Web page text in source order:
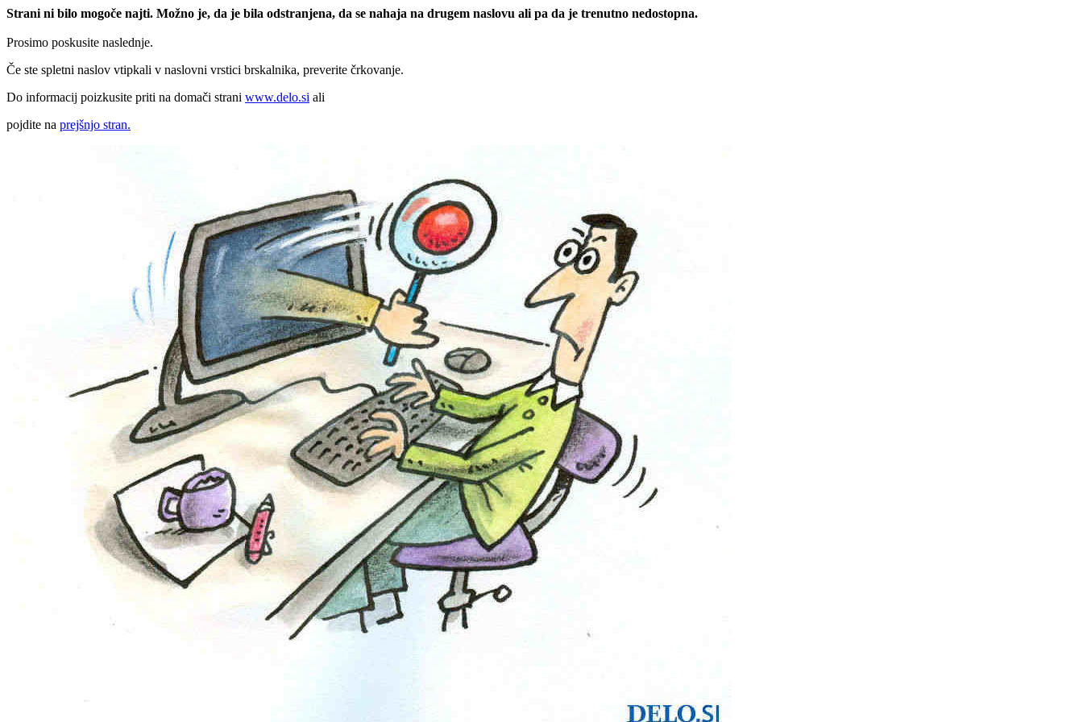
Strani ni bilo mogoče najti. Možno je, da je bila odstranjena, da se nahaja na drugem naslovu ali pa da je trenutno nedostopna.
Prosimo poskusite naslednje.
Če ste spletni naslov vtipkali v naslovni vrstici brskalnika, preverite črkovanje.
Do informacij poizkusite priti na domači strani www.delo.si ali
pojdite na prejšnjo stran.